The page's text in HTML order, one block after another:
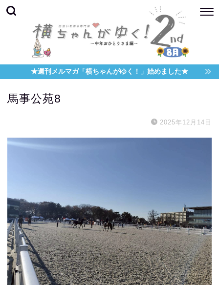
★週刊メルマガ「横ちゃんがゆく！」始めました★
馬事公苑8
2025年12月14日